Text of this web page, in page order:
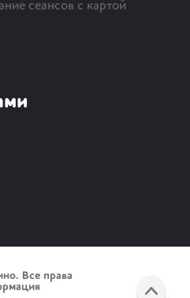
сеансов с картой
Все права